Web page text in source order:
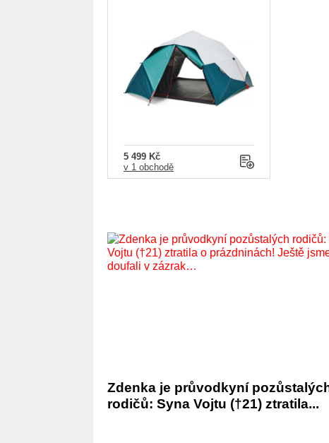
5 499 Kč
v 1 obchodě
Zdenka je průvodkyní
rodičů: Syna Vojtu (†21) ztratila...